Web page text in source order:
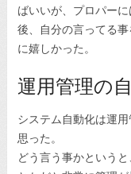
ばいいが、プロパーに
後、自分の言ってる
に嬉しかった。
運用管理の
システム自動化は運
思った。
どう言う事かという